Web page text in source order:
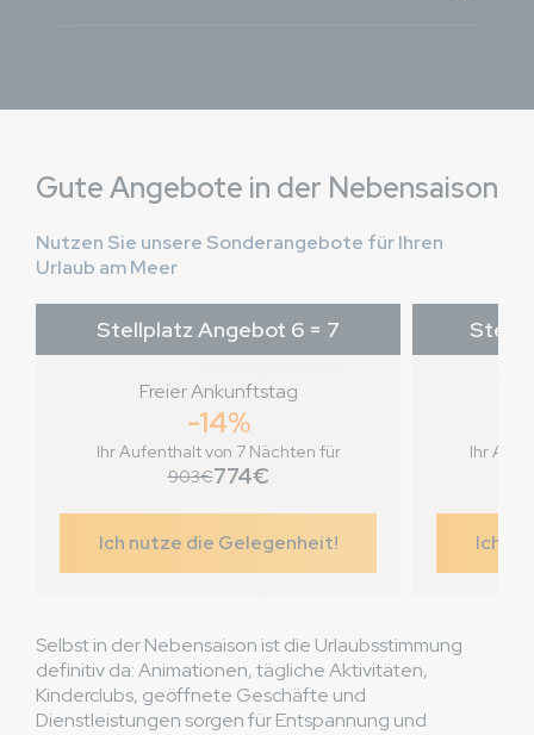
Gute Angebote in der Nebensaison
Nutzen Sie unsere Sonderangebote für Ihren
Urlaub am Meer
Stellplatz Angebot 6 = 7
Freier Ankunftstag
-14%
Ihr Aufenthalt von 7 Nächten für
903€774€
Ich nutze die Gelegenheit!
Ihr
Ich
Selbst in der Nebensaison ist die Urlaubsstimmung
definitiv da: Animationen, tägliche Aktivitäten,
Kinderclubs, geöffnete Geschäfte und
Dienstleistungen sorgen für Entspannung und